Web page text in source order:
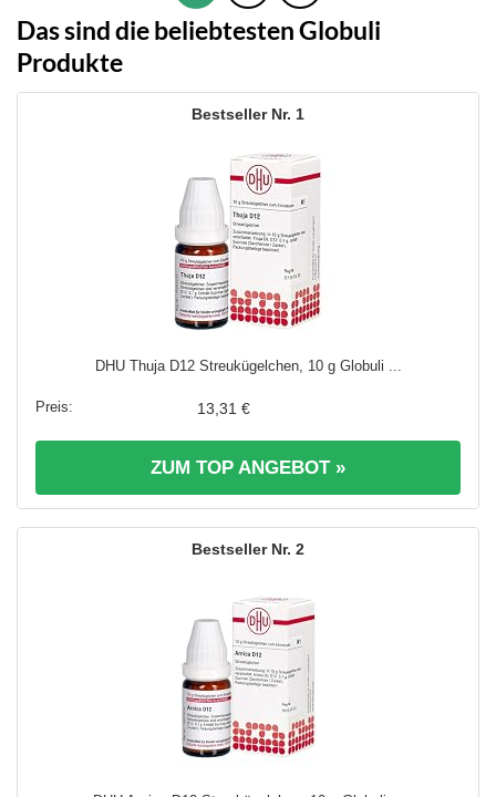
Das sind die beliebtesten Globuli
Produkte
1
DHU Thuja D12 Streukügelchen, 10 g Globuli ...
13,31 €
ZUM TOP ANGEBOT »
2